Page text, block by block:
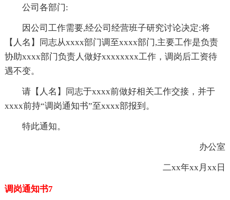
公司各部门:
因公司工作需要,经公司经营班子研究讨论决定:将
【人名】同志从xxxx部门调至xxxx部门,主要工作是负责
协助xxxx部门负责人做好xxxxxxxx工作，调岗后工资待
遇不变。
请【人名】同志于xxxx前做好相关工作交接，并于
xxxx前持“调岗通知书”至xxxx部报到。
特此通知。
办公室
二xx年xx月xx日
调岗通知书7